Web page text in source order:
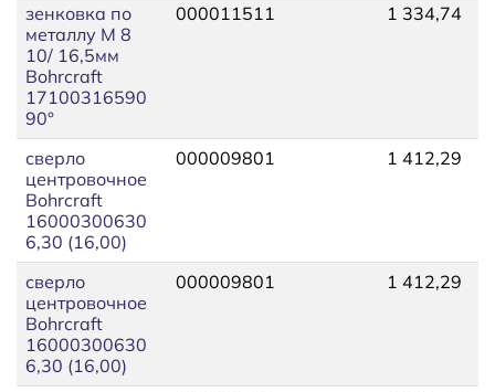
зенковка по
металлу М 8
10/ 16,5мм
Bohrcraft
17100316590
90°
000011511 1 334,74
сверло
центровочное
Bohrcraft
16000300630
6,30 (16,00)
000009801 1 412,29
сверло
центровочное
Bohrcraft
16000300630
6,30 (16,00)
000009801 1 412,29